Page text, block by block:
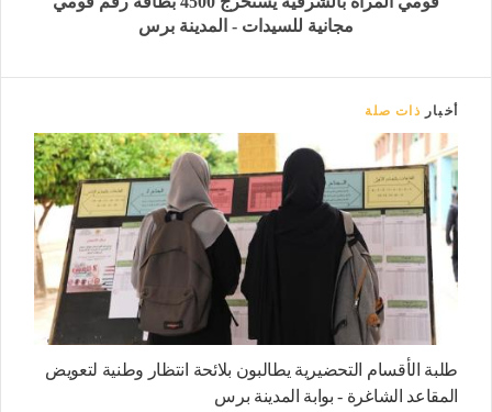
مجانية للسيدات - المدينة برس
أخبار ذات صلة
طلبة الأقسام التحضيرية يطالبون بلائحة انتظار وطنية لتعويض
المقاعد الشاغرة - بوابة المدينة برس